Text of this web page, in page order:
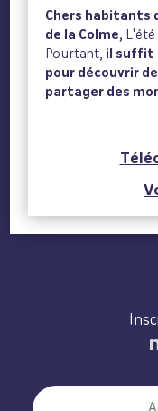
Chers habitants
de la Colme,
Pourtant, il suffit
pour découvrir
partager des